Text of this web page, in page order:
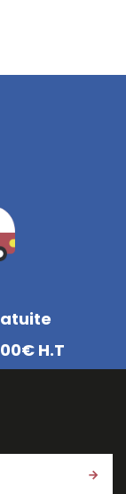
H.T